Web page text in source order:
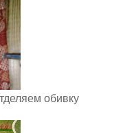
обивку